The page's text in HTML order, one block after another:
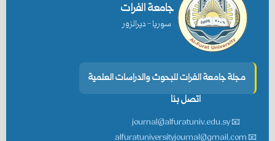
جامعة الفرات
سوريا - ديرالزور
مجلة جامعة الفرات للبحوث والدراسات العلمية
اتصل بنا
📧 journal@alfuratuniv.edu.sy
📧 alfuratuniversityjournal@gmail.com